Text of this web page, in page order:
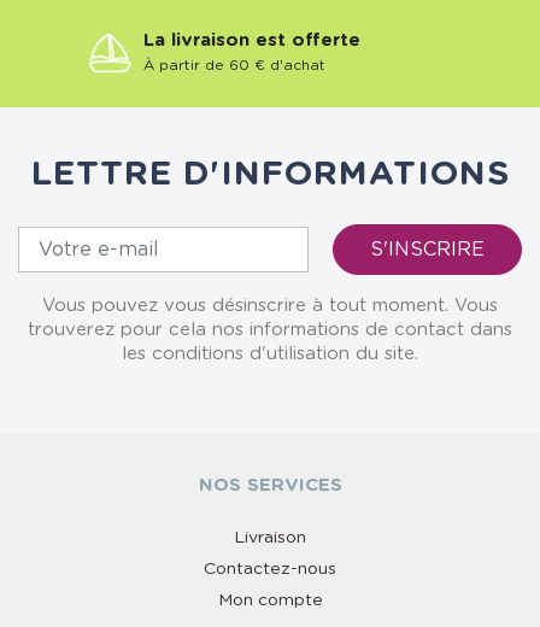
La livraison est offerte
À partir de 60 € d'achat
LETTRE D'INFORMATIONS
Vous pouvez vous désinscrire à tout moment. Vous
trouverez pour cela nos informations de contact dans
les conditions d'utilisation du site.
NOS SERVICES
Livraison
Contactez-nous
Mon compte